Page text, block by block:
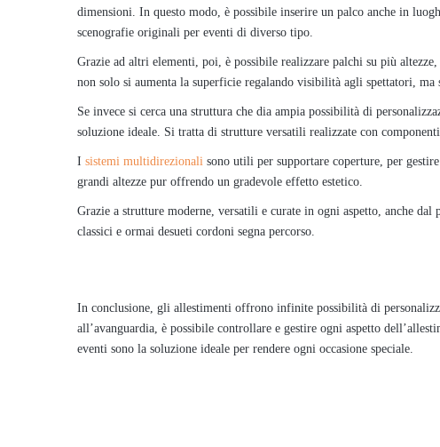
dimensioni. In questo modo, è possibile inserire un palco anche in
scenografie originali per eventi di diverso tipo.
Grazie ad altri elementi, poi, è possibile realizzare palchi su più
non solo si aumenta la superficie regalando visibilità agli spettatori,
Se invece si cerca una struttura che dia ampia possibilità di
soluzione ideale. Si tratta di strutture versatili realizzate con
I sistemi multidirezionali sono utili per supportare coperture, per
grandi altezze pur offrendo un gradevole effetto estetico.
Grazie a strutture moderne, versatili e curate in ogni aspetto, anche
classici e ormai desueti cordoni segna percorso.
In conclusione, gli allestimenti offrono infinite possibilità di
all’avanguardia, è possibile controllare e gestire ogni aspetto
eventi sono la soluzione ideale per rendere ogni occasione speciale.